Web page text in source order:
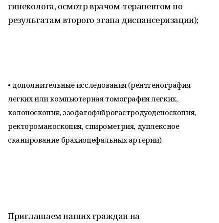
гинеколога, осмотр врачом-терапевтом по
результатам второго этапа диспансеризации);
• дополнительные исследования (рентгенография
легких или компьютерная томография легких,
колоноскопия, эзофагофиброгастродуоденоскопия,
ректороманоскопия, спирометрия, дуплексное
сканирование брахиоцефальных артерий).
Приглашаем наших граждан на